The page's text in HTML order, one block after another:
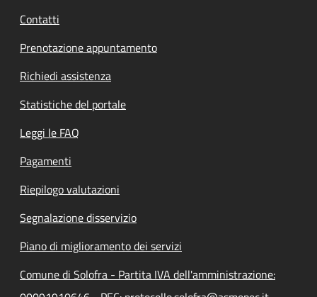
Contatti
Prenotazione appuntamento
Richiedi assistenza
Statistiche del portale
Leggi le FAQ
Pagamenti
Riepilogo valutazioni
Segnalazione disservizio
Piano di miglioramento dei servizi
Comune di Solofra - Partita IVA dell'amministrazione: